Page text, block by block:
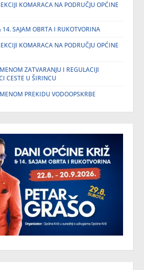
KOMARACA NA PODRUČJU OPĆINE
SAJAM OBRTA I RUKOTVORINA
KOMARACA NA PODRUČJU OPĆINE
ZATVARANJU I REGULACIJI
CESTE U ŠIRINCU
PREKIDU VODOOPSKRBE